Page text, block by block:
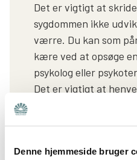
Denne hjemmeside bruger
Det er vigtigt at
sygdommen ikke
værre. Du kan som
kære ved at opsøge
psykolog eller
Det er vigtigt at
behandlere, som er